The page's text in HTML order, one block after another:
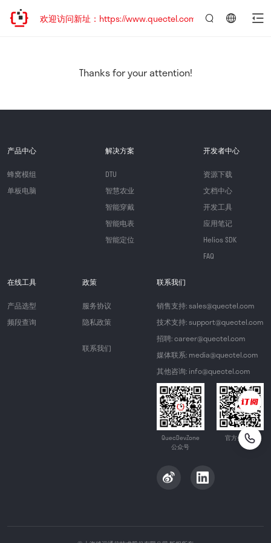
已迁移，欢迎访问新址：https://www.quectel.com.cn
Thanks for your attention!
产品中心
蜂窝模组
单板电脑
解决方案
DTU
智慧农业
智能穿戴
智能电表
智能定位
开发者中心
资源下载
文档中心
开发工具
应用笔记
Helios SDK
FAQ
在线工具
产品选型
频段查询
政策
服务协议
隐私政策
联系我们
联系我们
销售支持: sales@quectel.com
技术支持: support@quectel.com
招聘: career@quectel.com
媒体联系: media@quectel.com
其他咨询: info@quectel.com
QuecDevZone
公众号
官方公众号